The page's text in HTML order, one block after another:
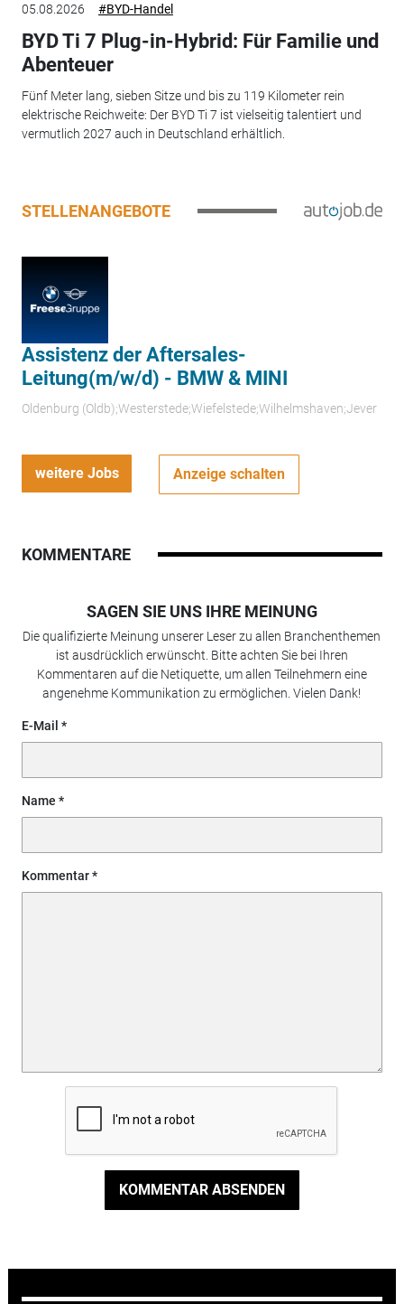
05.08.2026 #BYD-Handel
BYD Ti 7 Plug-in-Hybrid: Für Familie und
Abenteuer
Fünf Meter lang, sieben Sitze und bis zu 119 Kilometer rein
elektrische Reichweite: Der BYD Ti 7 ist vielseitig talentiert und
vermutlich 2027 auch in Deutschland erhältlich.
STELLENANGEBOTE
Assistenz der Aftersales-
Leitung(m/w/d) - BMW & MINI
Oldenburg (Oldb);Westerstede;Wiefelstede;Wilhelmshaven;Jever
weitere Jobs Anzeige schalten
KOMMENTARE
SAGEN SIE UNS IHRE MEINUNG
Die qualifizierte Meinung unserer Leser zu allen Branchenthemen
ist ausdrücklich erwünscht. Bitte achten Sie bei Ihren
Kommentaren auf die Netiquette, um allen Teilnehmern eine
angenehme Kommunikation zu ermöglichen. Vielen Dank!
E-Mail
Name
Kommentar
KOMMENTAR ABSENDEN